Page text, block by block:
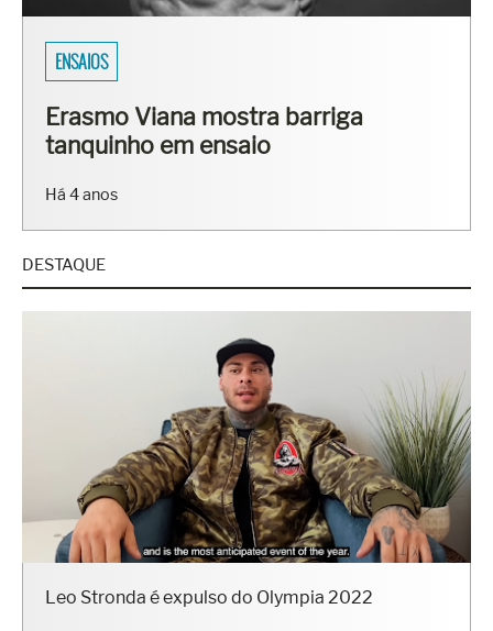
ENSAIOS
Erasmo Viana mostra barriga
tanquinho em ensaio
Há 4 anos
DESTAQUE
Leo Stronda é expulso do Olympia 2022